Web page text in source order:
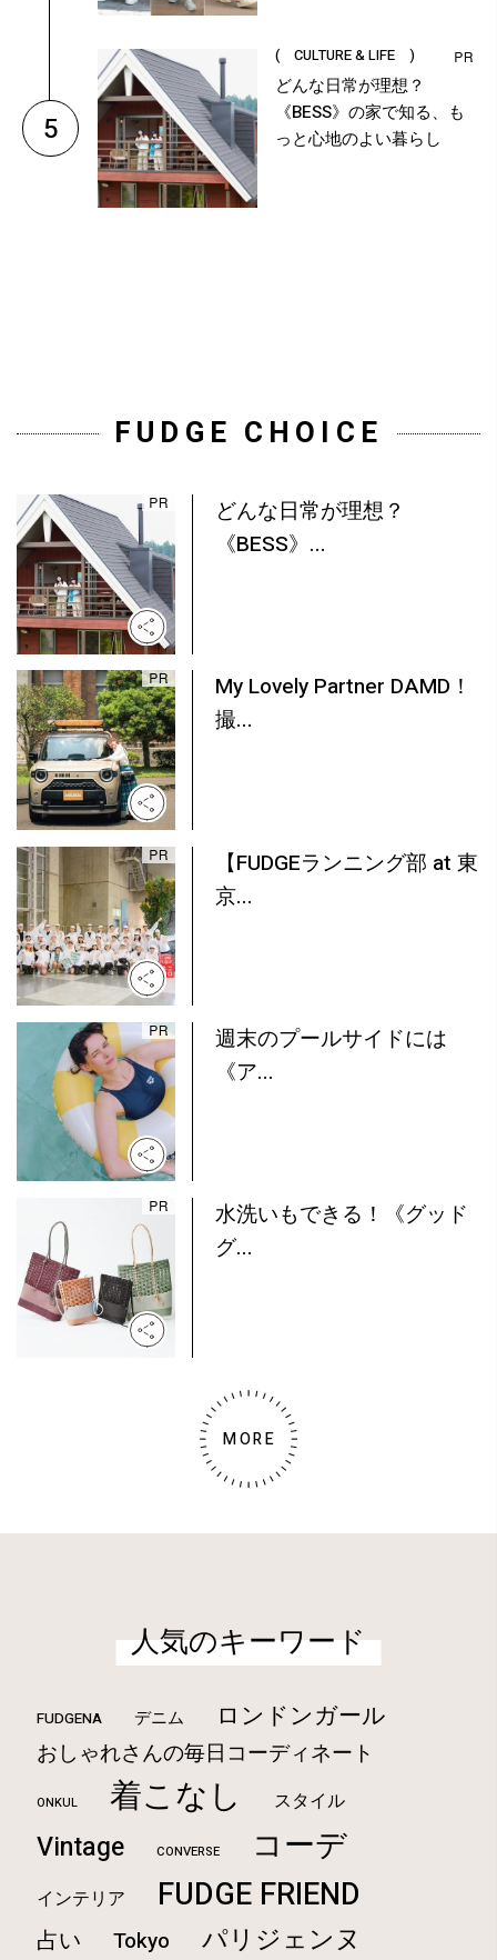
5
( CULTURE & LIFE )
どんな日常が理想？
《BESS》の家で知る、も
っと心地のよい暮らし
FUDGE CHOICE
どんな日常が理想？
《BESS》...
My Lovely Partner DAMD！
撮...
【FUDGEランニング部 at 東
京...
週末のプールサイドには
《ア...
水洗いもできる！《グッド
グ...
MORE
人気のキーワード
FUDGENA デニム ロンドンガール
おしゃれさんの毎日コーディネート
ONKUL 着こなし スタイル
Vintage CONVERSE コーデ
インテリア FUDGE FRIEND
占い Tokyo パリジェンヌ